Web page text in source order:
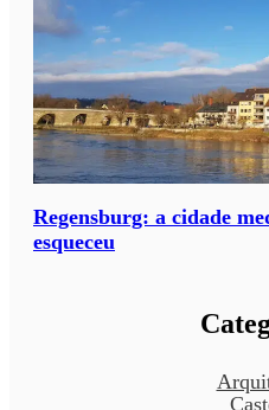
Regensburg: a cidade
esqueceu